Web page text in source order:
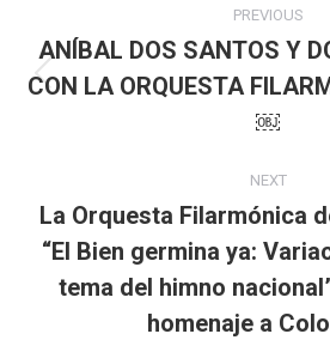
navigation
PREVIOUS
post:
ANÍBAL DOS SANTOS Y
CON LA ORQUESTA
￼
NEXT
post:
La Orquesta Filarmónica
“El Bien germina ya:
tema del himno
homenaje a